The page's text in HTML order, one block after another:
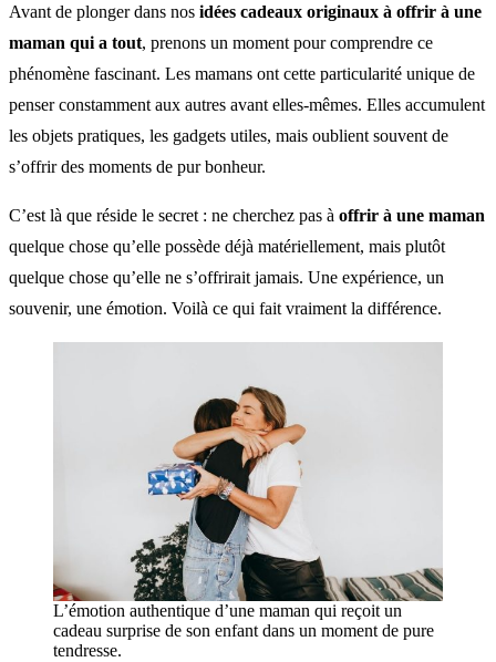
Avant de plonger dans nos idées cadeaux originaux à offrir à une
maman qui a tout, prenons un moment pour comprendre ce
phénomène fascinant. Les mamans ont cette particularité unique de
penser constamment aux autres avant elles-mêmes. Elles accumulent
les objets pratiques, les gadgets utiles, mais oublient souvent de
s’offrir des moments de pur bonheur.
C’est là que réside le secret : ne cherchez pas à offrir à une maman
quelque chose qu’elle possède déjà matériellement, mais plutôt
quelque chose qu’elle ne s’offrirait jamais. Une expérience, un
souvenir, une émotion. Voilà ce qui fait vraiment la différence.
L’émotion authentique d’une maman qui reçoit un
cadeau surprise de son enfant dans un moment de pure
tendresse.